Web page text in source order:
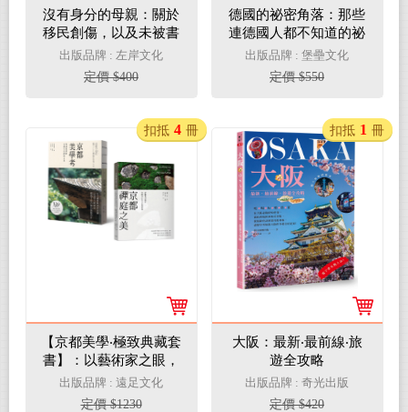
沒有身分的母親：關於
移民創傷，以及未被書
寫的母職
出版品牌 : 左岸文化
定價 $400
德國的祕密角落：那些
連德國人都不知道的祕
境、奇景與被遺忘的故
事
出版品牌 : 堡壘文化
定價 $550
【京都美學‧極致典藏套
書】：以藝術家之眼，
體悟千年古都的生活美
學意蘊（全2冊）
出版品牌 : 遠足文化
定價 $1230
扣抵 4 冊
大阪：最新‧最前線‧旅
遊全攻略
出版品牌 : 奇光出版
定價 $420
扣抵 1 冊